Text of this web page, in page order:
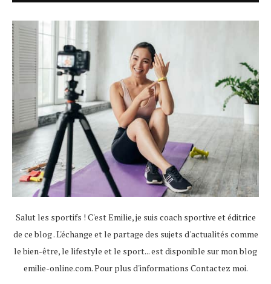
Salut les sportifs ! C'est Emilie, je suis coach sportive et éditrice
de ce blog . L'échange et le partage des sujets d'actualités comme
le bien-être, le lifestyle et le sport... est disponible sur mon blog
emilie-online.com. Pour plus d'informations Contactez moi.